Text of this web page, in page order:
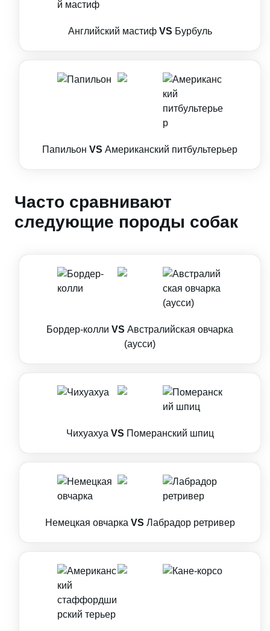
Английский мастиф VS Бурбуль
Папильон VS Американский питбультерьер
Часто сравнивают
следующие породы собак
Бордер-колли VS Австралийская овчарка
(аусси)
Чихуахуа VS Померанский шпиц
Немецкая овчарка VS Лабрадор ретривер